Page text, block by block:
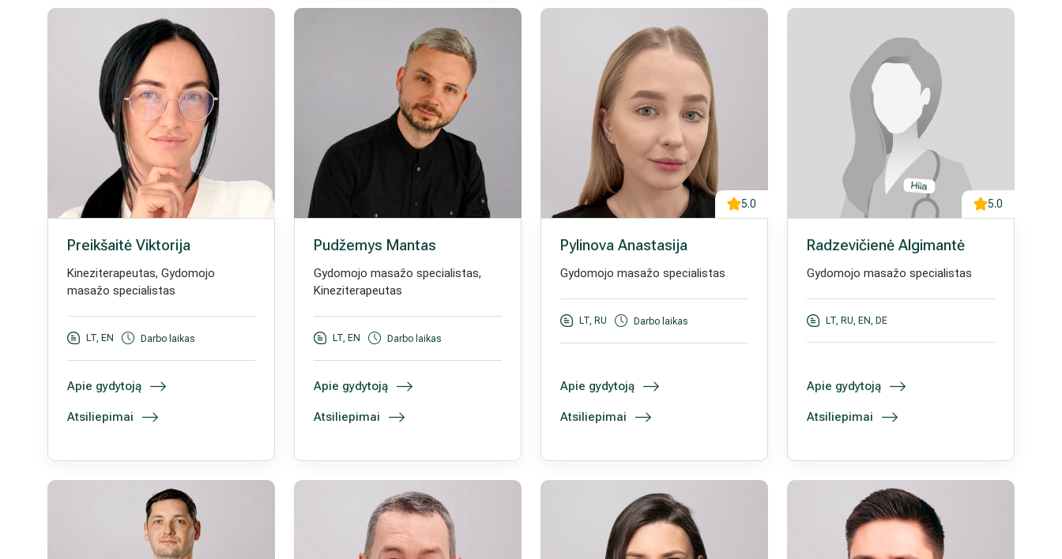
Preikšaitė Viktorija
Kineziterapeutas, Gydomojo
masažo specialistas
LT, EN Darbo laikas
Apie gydytoją
Atsiliepimai
Pudžemys Mantas
Gydomojo masažo specialistas,
Kineziterapeutas
LT, EN Darbo laikas
Apie gydytoją
Atsiliepimai
5.0
Pylinova Anastasija
Gydomojo masažo specialistas
LT, RU Darbo laikas
Apie gydytoją
Atsiliepimai
5.0
Radzevičienė Algimantė
Gydomojo masažo specialistas
LT, RU, EN, DE
Apie gydytoją
Atsiliepimai